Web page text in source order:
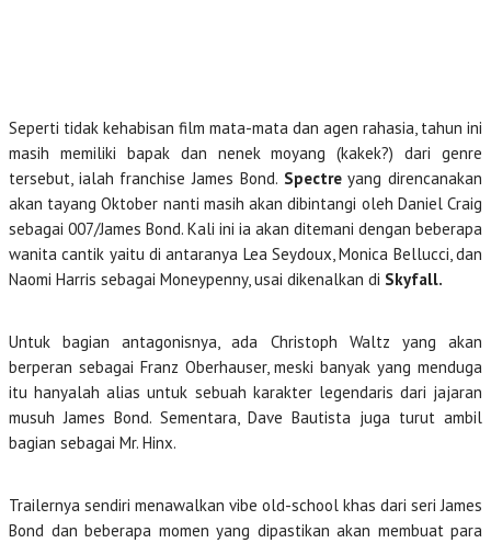
Seperti tidak kehabisan film mata-mata dan agen rahasia, tahun ini
masih memiliki bapak dan nenek moyang (kakek?) dari genre
tersebut, ialah franchise James Bond. Spectreyang direncanakan
akan tayang Oktober nanti masih akan dibintangi oleh Daniel Craig
sebagai 007/James Bond. Kali ini ia akan ditemani dengan beberapa
wanita cantik yaitu di antaranya Lea Seydoux, Monica Bellucci, dan
Naomi Harris sebagai Moneypenny, usai dikenalkan di Skyfall.
Untuk bagian antagonisnya, ada Christoph Waltz yang akan
berperan sebagai Franz Oberhauser, meski banyak yang menduga
itu hanyalah alias untuk sebuah karakter legendaris dari jajaran
musuh James Bond. Sementara, Dave Bautista juga turut ambil
bagian sebagai Mr. Hinx.
Trailernya sendiri menawalkan vibe old-school khas dari seri James
Bond dan beberapa momen yang dipastikan akan membuat para